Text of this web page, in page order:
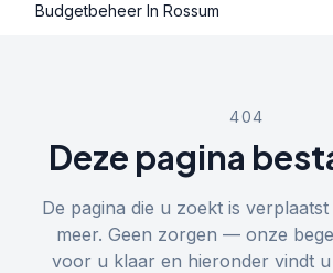
Budgetbeheer In Rossum
404
Deze pagina
De pagina die u zoekt is
meer. Geen zorgen — onze
voor u klaar en hieronder vindt u